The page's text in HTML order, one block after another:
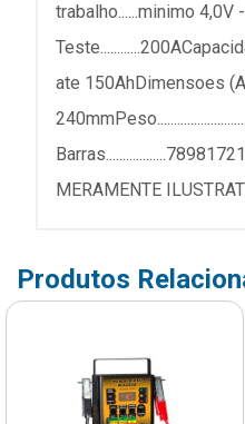
trabalho......minimo
ate 150AhDimensoes
MERAMENTE
Produtos